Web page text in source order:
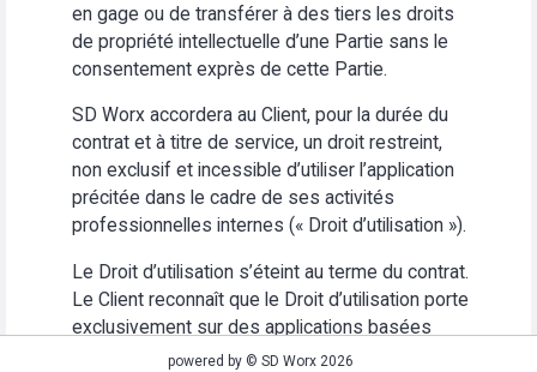
en gage ou de transférer à des tiers les droits
de propriété intellectuelle d’une Partie sans le
consentement exprès de cette Partie.
SD Worx accordera au Client, pour la durée du
contrat et à titre de service, un droit restreint,
non exclusif et incessible d’utiliser l’application
précitée dans le cadre de ses activités
professionnelles internes (« Droit d’utilisation »).
Le Droit d’utilisation s’éteint au terme du contrat.
Le Client reconnaît que le Droit d’utilisation porte
exclusivement sur des applications basées
Web. Le Client s’abstiendra (i) d’utiliser
powered by © SD Worx 2026